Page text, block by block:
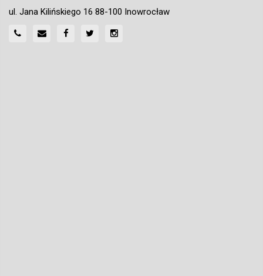
ul. Jana Kilińskiego 16 88-100 Inowrocław